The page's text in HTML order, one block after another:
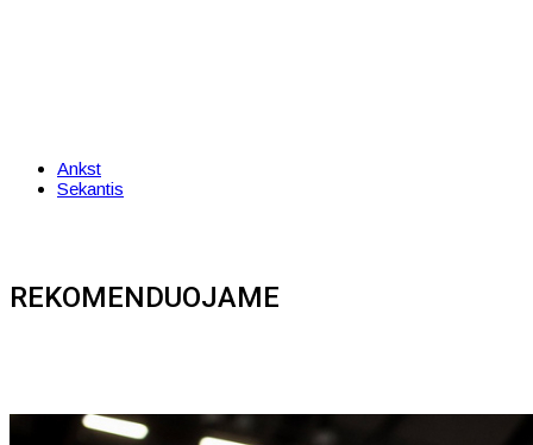
Ankst
Sekantis
REKOMENDUOJAME